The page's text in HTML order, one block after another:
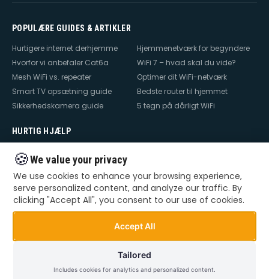
POPULÆRE GUIDES & ARTIKLER
Hurtigere internet derhjemme
Hjemmenetværk for begyndere
Hvorfor vi anbefaler Cat6a
WiFi 7 – hvad skal du vide?
Mesh WiFi vs. repeater
Optimer dit WiFi-netværk
Smart TV opsætning guide
Bedste router til hjemmet
Sikkerhedskamera guide
5 tegn på dårligt WiFi
HURTIG HJÆLP
Hjælp til internet
Hjælp til TV
Hjælp til router
WiFi falder ud
TV der ikke virker
Dårlig WiFi
Mesh WiFi opsætning
Videoovervågning – privat &
🍪We value your privacy
We use cookies to enhance your browsing experience,
serve personalized content, and analyze our traffic. By
clicking "Accept All", you consent to our use of cookies.
Accept All
Tailored
Includes cookies for analytics and personalized content.